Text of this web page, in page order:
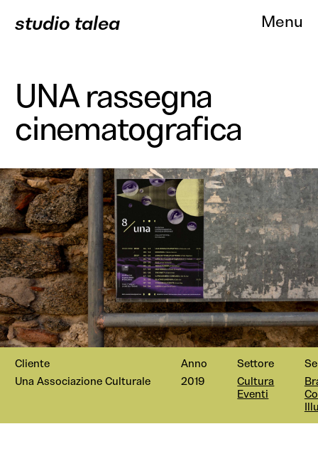
studio talea Menu
About
Progetti
Servizi
Branding Comunicazione Web
Clienti
Contatti
UNA rassegna
cinematografica
Cliente
Una Associazione Culturale
Anno
2019
Settore
Cultura
Eventi